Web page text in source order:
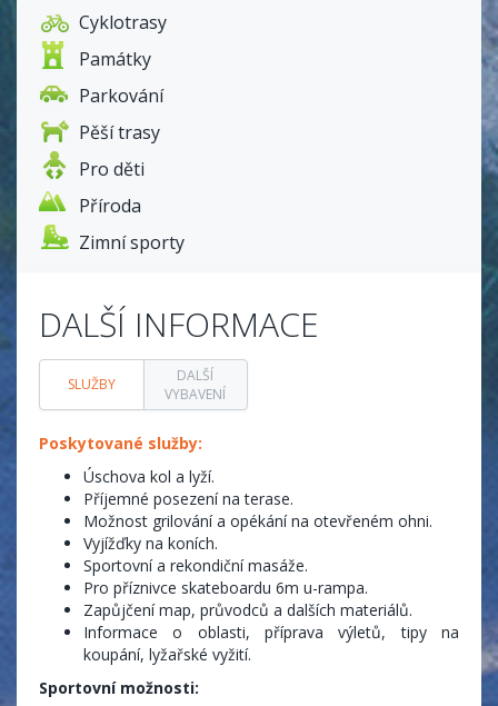
Cyklotrasy
Památky
Parkování
Pěší trasy
Pro děti
Příroda
Zimní sporty
DALŠÍ INFORMACE
SLUŽBY
DALŠÍ
VYBAVENÍ
Poskytované služby:
Úschova kol a lyží.
Příjemné posezení na terase.
Možnost grilování a opékání na otevřeném ohni.
Vyjížďky na koních.
Sportovní a rekondiční masáže.
Pro příznivce skateboardu 6m u-rampa.
Zapůjčení map, průvodců a dalších materiálů.
Informace o oblasti, příprava výletů, tipy na
koupání, lyžařské vyžití.
Sportovní možnosti: